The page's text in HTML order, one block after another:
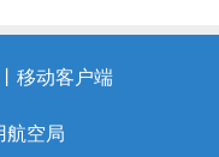
丨 移动客户端
航空局